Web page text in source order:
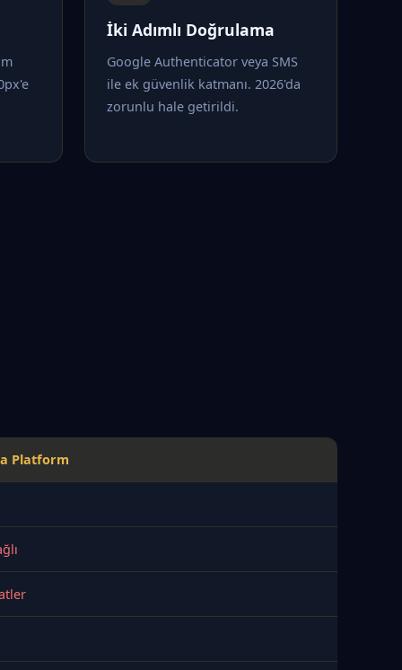
İki Adımlı Doğrulama
Google Authenticator veya SMS
ile ek güvenlik katmanı. 2026'da
zorunlu hale getirildi.
Platform